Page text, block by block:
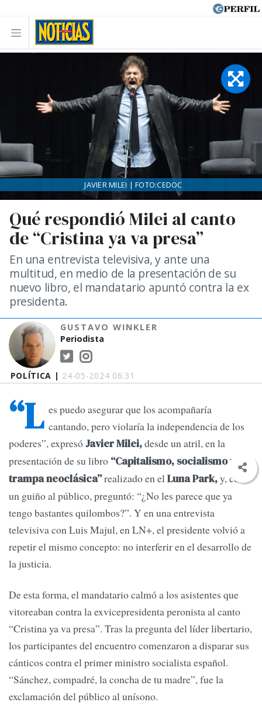
POLÍTICA | 24-05-2024 06:31
Qué respondió Milei al canto
de “Cristina ya va presa”
En una entrevista televisiva, y ante una
multitud, en medio de la presentación de su
nuevo libro, el mandatario apuntó contra la ex
presidenta.
GUSTAVO WINKLER
Periodista
JAVIER MILEI | FOTO:CEDOC
“L es puedo asegurar que los acompañaría
cantando, pero violaría la independencia de los
poderes”, expresóJavier Milei,desde un atril, en la
presentación de su libro “Capitalismo, socialismo y la
trampa neoclásica”realizado en elLuna Park,y, con
un guiño al público, preguntó: “¿No les parece que ya
tengo bastantes quilombos?”. Y en una entrevista
televisiva con Luis Majul, en LN+, el presidente volvió a
repetir el mismo concepto: no interferir en el desarrollo de
la justicia.
De esta forma, el mandatario calmó a los asistentes que
vitoreaban contra la exvicepresidenta peronista al canto
“Cristina ya va presa”. Tras la pregunta del líder libertario,
los participantes del encuentro comenzaron a disparar sus
cánticos contra el primer ministro socialista español.
“Sánchez, compadré, la concha de tu madre”, fue la
exclamación del público al unísono.